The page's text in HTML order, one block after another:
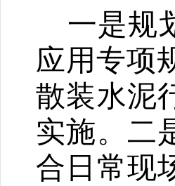
一是规
应用专项
散装水泥
实施。 二
合 日常现